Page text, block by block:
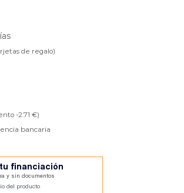
de regalo)
-2.71 €)
bancaria